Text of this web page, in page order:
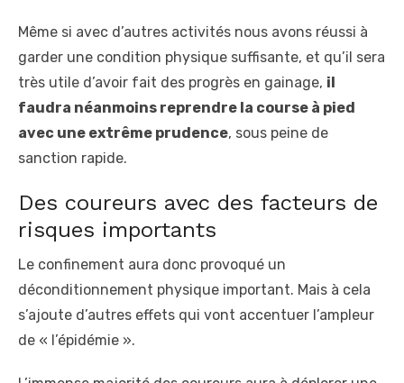
Même si avec d’autres activités nous avons réussi à
garder une condition physique suffisante, et qu’il sera
très utile d’avoir fait des progrès en gainage, il
faudra néanmoins reprendre la course à pied
avec une extrême prudence, sous peine de
sanction rapide.
Des coureurs avec des facteurs de
risques importants
Le confinement aura donc provoqué un
déconditionnement physique important. Mais à cela
s’ajoute d’autres effets qui vont accentuer l’ampleur
de « l’épidémie ».